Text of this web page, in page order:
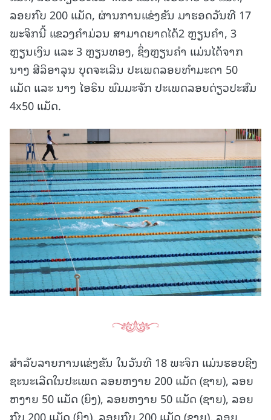
ລອຍກົບ 200 ແມັດ, ຜ່ານການແຂ່ງຂັນ ມາຮອດວັນທີ 17
ພະຈິກນີ້ ແຂວງຄໍາມ່ວນ ສາມາດຍາດໄດ້2 ຫຼຽນຄໍາ, 3
ຫຼຽນເງິນ ແລະ 3 ຫຼຽນທອງ, ຊຶ່ງຫຼຽນຄໍາ ແມ່ນໄດ້ຈາກ
ນາງ ສີລິອາລຸນ ບຸດຈະເລີນ ປະເພດລອຍທຳມະດາ 50
ແມັດ ແລະ ນາງ ໄອຣິນ ພົມມະຈັກ ປະເພດລອຍດ່ຽວປະສົມ
4x50 ແມັດ.
ສຳລັບລາຍການແຂ່ງຂັນ ໃນວັນທີ 18 ພະຈິກ ແມ່ນຮອບຊີງ
ຊະນະເລີດໃນປະເພດ ລອຍຫງາຍ 200 ແມັດ (ຊາຍ), ລອຍ
ຫງາຍ 50 ແມັດ (ຍິງ), ລອຍຫງາຍ 50 ແມັດ (ຊາຍ), ລອຍ
ກົບ 200 ແມັດ (ຍິງ), ລອຍກົບ 200 ແມັດ (ຊາຍ), ລອຍ